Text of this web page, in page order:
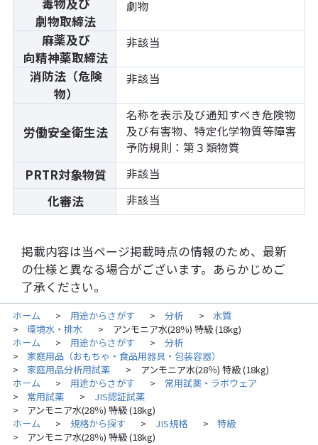
毒物及び
劇物取締法
劇物
麻薬及び
向精神薬取締法
非該当
消防法（危険
物）
非該当
労働安全衛生法
名称を表示及び通知すべき危険物
及び有害物、特定化学物質等障害
予防規則：第３類物質
PRTR対象物質 非該当
化審法 非該当
掲載内容は当ページ掲載時点の情報のため、最新
の仕様と異なる場合がございます。あらかじめご
了承ください。
ホーム > 用途からさがす > 分析 > 水質
> 環境水・排水 >
アンモニア水(28％) 特級 (18kg)
ホーム
> 用途からさがす > 分析
> 家庭用品（おもちゃ・食品用器具・包装容器）
> 家庭用品分析用試薬 >
アンモニア水(28％) 特級 (18kg)
ホーム
> 用途からさがす > 常用試薬・ラボウェア
> 常用試薬 > JIS認証試薬
>
アンモニア水(28％) 特級 (18kg)
ホーム
> 規格から探す > JIS規格 > 特級
> アンモニア水(28％) 特級 (18kg)